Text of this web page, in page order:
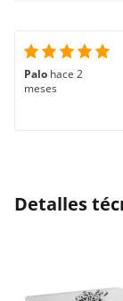
Palo hace 2
meses
Detalles